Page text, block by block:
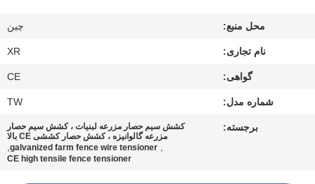
تماس
محل منبع: چین
نام تجاری: XR
گواهی: CE
شماره مدل: TW
برجسته:
کشش سیم حصار مزرعه لبنیات ، کشش سیم حصار
مزرعه گالوانیزه ، کشش حصار کششی CE بالا
,
galvanized farm fence wire tensioner
,
CE high tensile fence tensioner